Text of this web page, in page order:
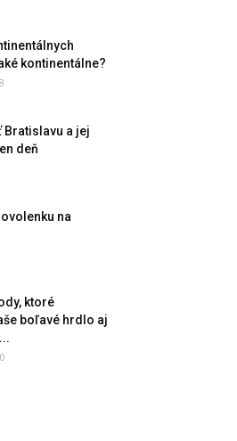
kontinentálne?
Bratislavu a jej
deň
na
ktoré
boľavé hrdlo aj